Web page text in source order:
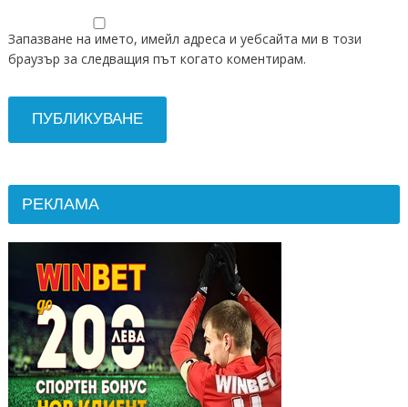
Запазване на името, имейл адреса и уебсайта ми в този
браузър за следващия път когато коментирам.
РЕКЛАМА